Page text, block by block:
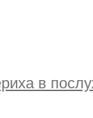
в